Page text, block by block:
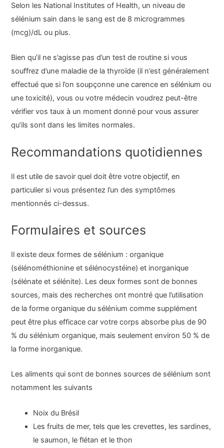
Selon les National Institutes of Health, un niveau de
sélénium sain dans le sang est de 8 microgrammes
(mcg)/dL ou plus.
Bien qu’il ne s’agisse pas d’un test de routine si vous
souffrez d’une maladie de la thyroïde (il n’est généralement
effectué que si l’on soupçonne une carence en sélénium ou
une toxicité), vous ou votre médecin voudrez peut-être
vérifier vos taux à un moment donné pour vous assurer
qu’ils sont dans les limites normales.
Recommandations quotidiennes
Il est utile de savoir quel doit être votre objectif, en
particulier si vous présentez l’un des symptômes
mentionnés ci-dessus.
Formulaires et sources
Il existe deux formes de sélénium : organique
(sélénométhionine et sélénocystéine) et inorganique
(sélénate et sélénite). Les deux formes sont de bonnes
sources, mais des recherches ont montré que l’utilisation
de la forme organique du sélénium comme supplément
peut être plus efficace car votre corps absorbe plus de 90
% du sélénium organique, mais seulement environ 50 % de
la forme inorganique.
Les aliments qui sont de bonnes sources de sélénium sont
notamment les suivants
Noix du Brésil
Les fruits de mer, tels que les crevettes, les sardines,
le saumon, le flétan et le thon